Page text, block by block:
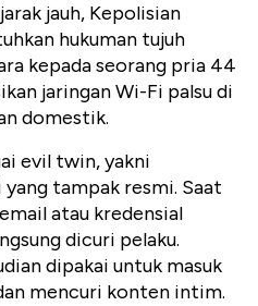
jauh, Kepolisian
hukuman tujuh
kepada seorang pria 44
jaringan Wi-Fi palsu di
domestik.
evil twin, yakni
tampak resmi. Saat
atau kredensial
dicuri pelaku.
dipakai untuk masuk
mencuri konten intim.